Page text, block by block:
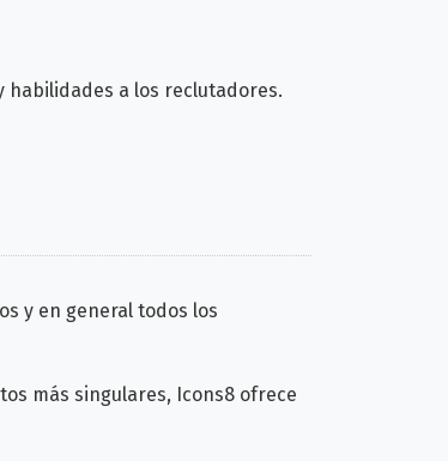
habilidades a los reclutadores.
y en general todos los
más singulares, Icons8 ofrece